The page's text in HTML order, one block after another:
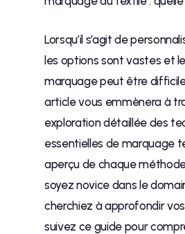
Lorsqu’il s’agit de
les options sont vastes et
marquage peut être
article vous emmènera à
exploration détaillée des
essentielles de marquage
aperçu de chaque
soyez novice dans le
cherchiez à approfondir
suivez ce guide pour